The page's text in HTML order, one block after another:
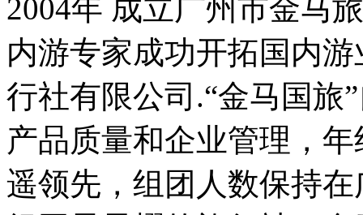
2004年 成立广州市金马
内游专家成功开拓国内
行社有限公司.“金马国旅
产品质量和企业管理，
遥领先，组团人数保持